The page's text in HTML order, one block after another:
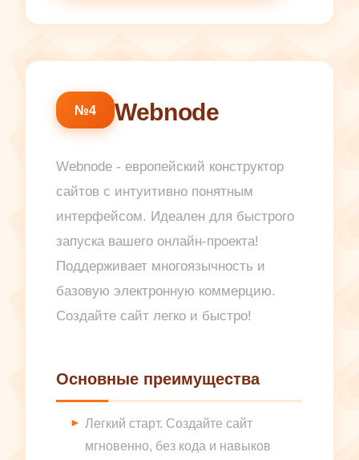
№4 Webnode
Webnode - европейский конструктор
сайтов с интуитивно понятным
интерфейсом. Идеален для быстрого
запуска вашего онлайн-проекта!
Поддерживает многоязычность и
базовую электронную коммерцию.
Создайте сайт легко и быстро!
Основные преимущества
Легкий старт. Создайте сайт
мгновенно, без кода и навыков